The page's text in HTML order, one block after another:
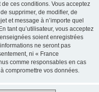
ces conditions. Vous acceptez
supprimer, de modifier, de
et message à n’importe quel
tant qu’utilisateur, vous acceptez
soient enregistrées
ne seront pas
ni « France
comme responsables en cas
compromettre vos données.